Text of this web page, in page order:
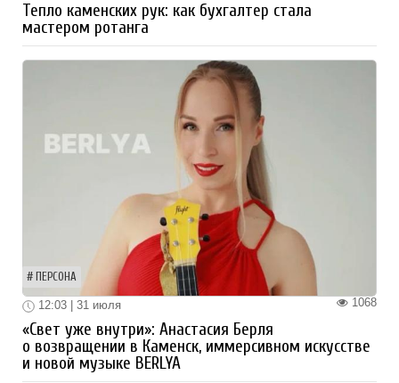
Тепло каменских рук: как бухгалтер стала
мастером ротанга
ПЕРСОНА
1068
12:03 | 31 июля
«Свет уже внутри»: Анастасия Берля
о возвращении в Каменск, иммерсивном искусстве
и новой музыке BERLYA